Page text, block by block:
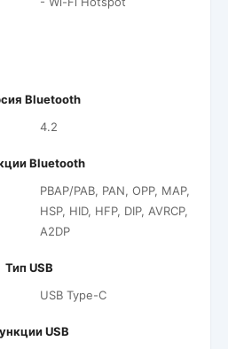
Bluetooth
4.2
Bluetooth
PBAP/PAB, PAN, OPP, MAP,
HSP, HID, HFP, DIP, AVRCP,
A2DP
Тип USB
USB Type-C
USB